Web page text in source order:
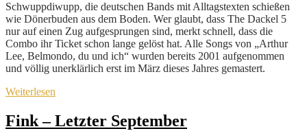
Schwuppdiwupp, die deutschen Bands mit Alltagstexten schießen
wie Dönerbuden aus dem Boden. Wer glaubt, dass The Dackel 5
nur auf einen Zug aufgesprungen sind, merkt schnell, dass die
Combo ihr Ticket schon lange gelöst hat. Alle Songs von „Arthur
Lee, Belmondo, du und ich“ wurden bereits 2001 aufgenommen
und völlig unerklärlich erst im März dieses Jahres gemastert.
Weiterlesen
Fink – Letzter September